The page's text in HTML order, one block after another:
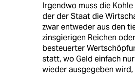
Irgendwo muss die
der der Staat die
zwar entweder aus den
zinsgierigen Reichen
besteuerter
statt, wo Geld einfach
wieder ausgegeben